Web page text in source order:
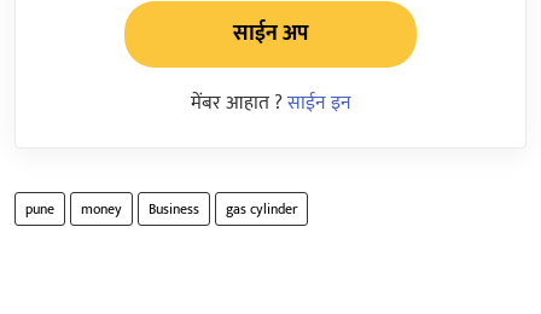
साईन अप
मेंबर आहात ?साईन इन
pune money Business gas cylinder